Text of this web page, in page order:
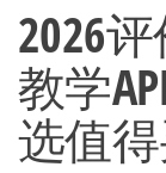
2026
教学
选值